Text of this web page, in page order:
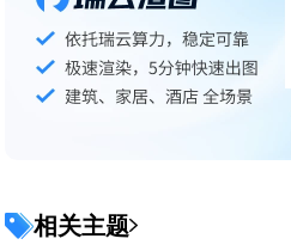
相关主题